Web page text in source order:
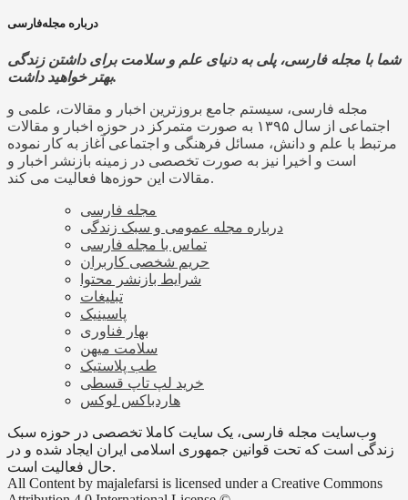
درباره مجله‌فارسی
شما با مجله فارسی، پلی به دنیای علم و سلامت برای داشتن زندگی
بهتر خواهید داشت.
مجله فارسی، سیستم جامع بروزترین اخبار و مقالات، علمی و
اجتماعی از سال ۱۳۹۵ به صورت متمرکز در حوزه اخبار و مقالات
مرتبط با علم و دانش، مسائل فرهنگی و اجتماعی آغاز به کار نموده
است و اخیرا نیز به صورت تخصصی در زمینه بازنشر اخبار و
مقالات این حوزه‌ها فعالیت می کند.
مجله فارسی
درباره مجله عمومی و سبک زندگی
تماس با مجله فارسی
حریم شخصی کاربران
شرایط بازنشر محتوا
تبلیغات
پاسینیک
بهار فناوری
سلامت میهن
طب پلاستیک
خرید لپ تاپ قسطی
هاردباکس لوکس
وب‌سایت مجله فارسی، یک سایت کاملا تخصصی در حوزه سبک
زندگی است که تحت قوانین جمهوری اسلامی ایران ایجاد شده و در
حال فعالیت است.
All Content by majalefarsi is licensed under a Creative Commons